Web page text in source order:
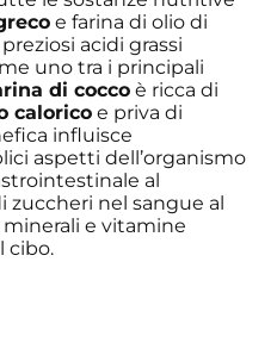
e farina di olio di
acidi grassi
uno tra i principali
di cocco è ricca di
calorico e priva di
influisce
aspetti dell’organismo
al
zuccheri nel sangue al
e vitamine
cibo.